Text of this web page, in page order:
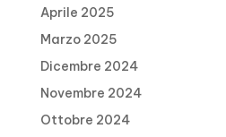
Aprile 2025
Marzo 2025
Dicembre 2024
Novembre 2024
Ottobre 2024